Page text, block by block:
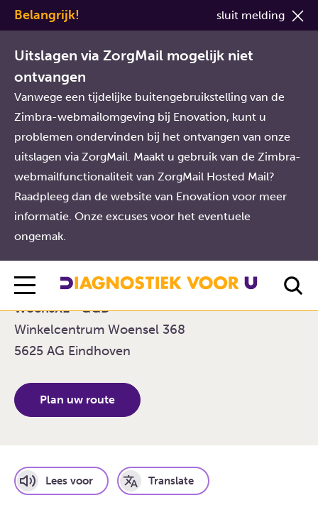
Belangrijk! sluit melding
Uitslagen via ZorgMail mogelijk niet
ontvangen
Vanwege een tijdelijke buitengebruikstelling van de
Zimbra-webmailomgeving bij Enovation, kunt u
problemen ondervinden bij het ontvangen van onze
uitslagen via ZorgMail. Maakt u gebruik van de Zimbra-
webmailfunctionaliteit van ZorgMail Hosted Mail?
Raadpleeg dan de website van Enovation voor meer
informatie. Onze excuses voor het eventuele
ongemak.
Diagnostiek Voor U WoensXL - GGD
WoensXL - GGD
Lees voor Translate
WoensXL - GGD
Winkelcentrum Woensel 368
5625 AG Eindhoven
Plan uw route